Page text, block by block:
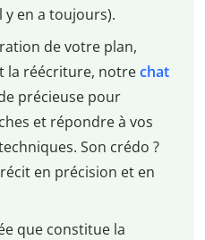
y en a toujours).
de votre plan,
la réécriture, notrechat
précieuse pour
et répondre à vos
Son crédo ?
en précision et en
que constitue la